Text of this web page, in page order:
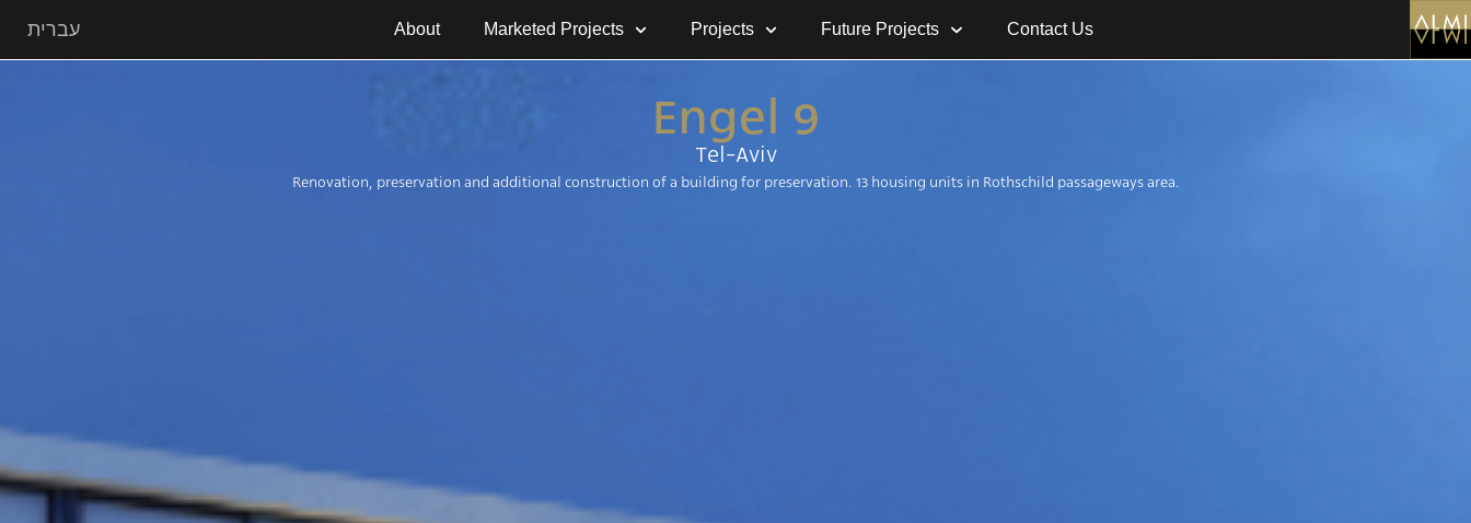
content
עברית About Marketed Projects Projects Future Projects Contact Us
Engel 9
Tel-Aviv
Renovation, preservation and additional construction of a building for preservation. 13 housing units in Rothschild passageways area.